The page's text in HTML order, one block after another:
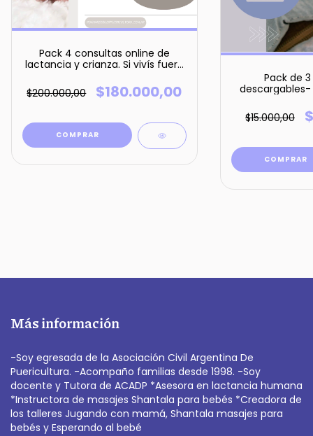
Pack 4 consultas online de
lactancia y crianza. Si vivís fuera
(dólares 120)
$200.000,00 $180.000,00
Pack de 3
bebé, a un
$15.000,00
Más información
-Soy egresada de la Asociación Civil Argentina De
Puericultura. -Acompaño familias desde 1998. -Soy
docente y Tutora de ACADP *Asesora en lactancia humana
*Instructora de masajes Shantala para bebés *Creadora de
los talleres Jugando con mamá, Shantala masajes para
bebés y Esperando al bebé